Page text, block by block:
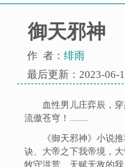
御天邪神
作 者： 绯雨
最后更新：2023-06-
血性男儿庄弈辰，
流傲苍穹！.........
《御天邪神》小说推
诀、 大帝之下我帝境，
牧守洪荒、 天赋无敌的